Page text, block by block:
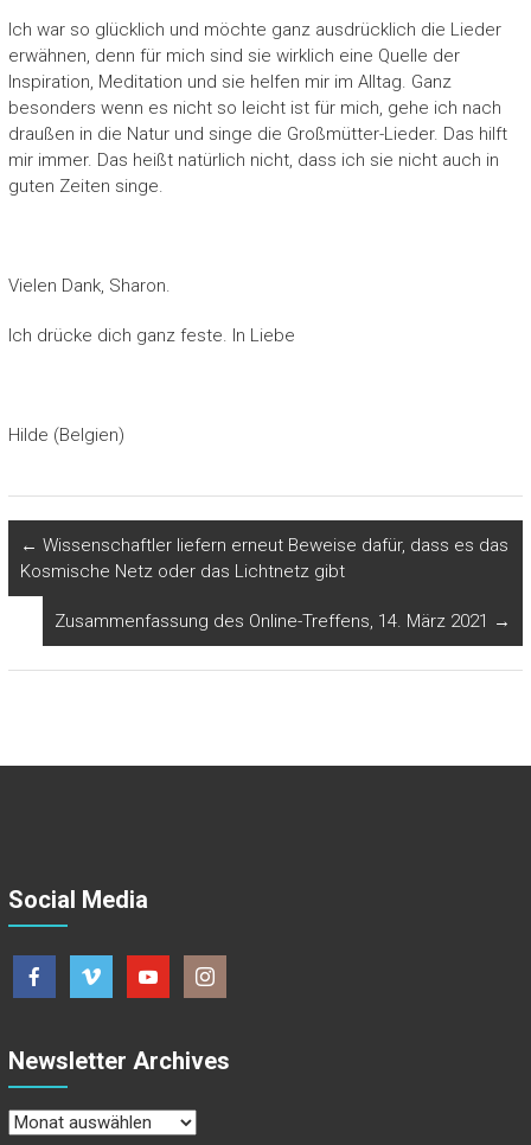
Ich war so glücklich und möchte ganz ausdrücklich die Lieder
erwähnen, denn für mich sind sie wirklich eine Quelle der
Inspiration, Meditation und sie helfen mir im Alltag. Ganz
besonders wenn es nicht so leicht ist für mich, gehe ich nach
draußen in die Natur und singe die Großmütter-Lieder. Das hilft
mir immer. Das heißt natürlich nicht, dass ich sie nicht auch in
guten Zeiten singe.
Vielen Dank, Sharon.
Ich drücke dich ganz feste. In Liebe
Hilde (Belgien)
← Wissenschaftler liefern erneut Beweise dafür, dass es das
Kosmische Netz oder das Lichtnetz gibt
Zusammenfassung des Online-Treffens, 14. März 2021 →
Social Media
Newsletter Archives
Newsletter